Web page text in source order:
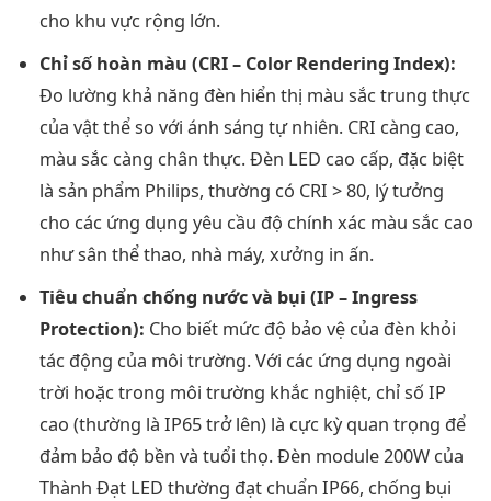
cho khu vực rộng lớn.
Chỉ số hoàn màu (CRI – Color Rendering Index):
Đo lường khả năng đèn hiển thị màu sắc trung thực
của vật thể so với ánh sáng tự nhiên. CRI càng cao,
màu sắc càng chân thực. Đèn LED cao cấp, đặc biệt
là sản phẩm Philips, thường có CRI > 80, lý tưởng
cho các ứng dụng yêu cầu độ chính xác màu sắc cao
như sân thể thao, nhà máy, xưởng in ấn.
Tiêu chuẩn chống nước và bụi (IP – Ingress
Protection): Cho biết mức độ bảo vệ của đèn khỏi
tác động của môi trường. Với các ứng dụng ngoài
trời hoặc trong môi trường khắc nghiệt, chỉ số IP
cao (thường là IP65 trở lên) là cực kỳ quan trọng để
đảm bảo độ bền và tuổi thọ. Đèn module 200W của
Thành Đạt LED thường đạt chuẩn IP66, chống bụi